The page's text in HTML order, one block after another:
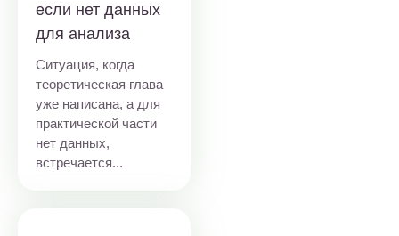
если нет данных
для анализа
Ситуация, когда
теоретическая глава
уже написана, а для
практической части
нет данных,
встречается...